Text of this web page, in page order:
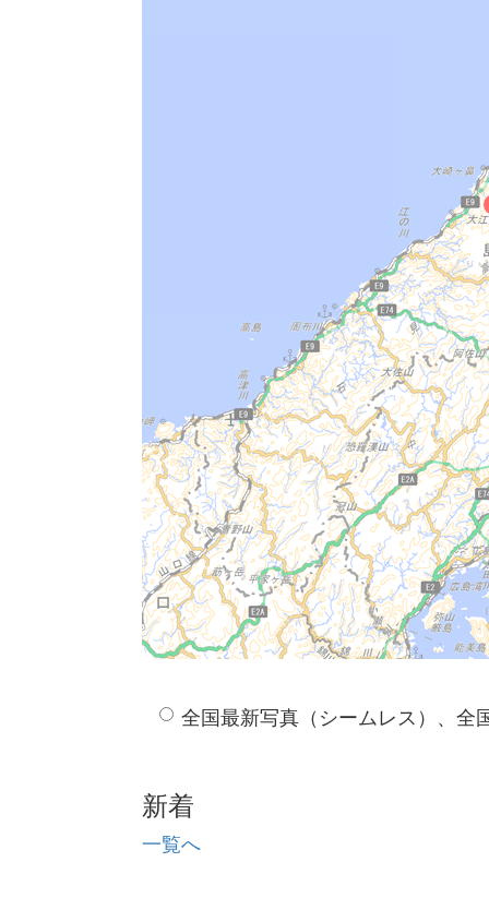
全国最新写真（シームレス）、全
新着
一覧へ